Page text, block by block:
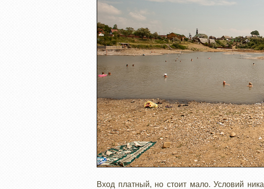
Вход платный, но стоит мало. Условий